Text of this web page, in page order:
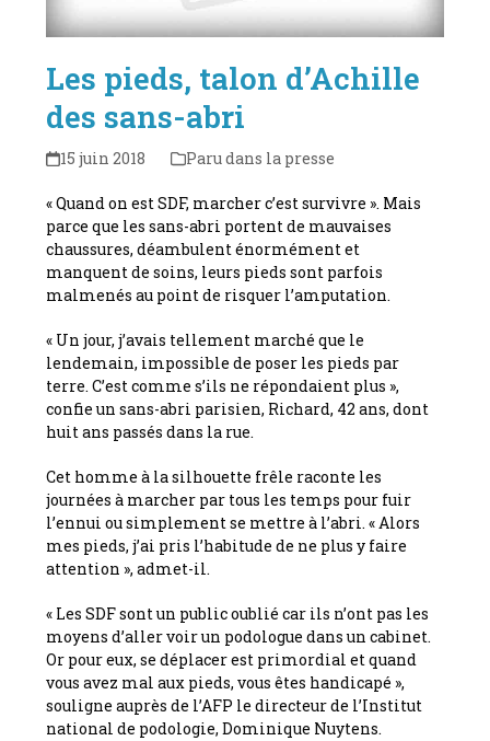
Les pieds, talon d’Achille
des sans-abri
15 juin 2018 Paru dans la presse
« Quand on est SDF, marcher c’est survivre ». Mais
parce que les sans-abri portent de mauvaises
chaussures, déambulent énormément et
manquent de soins, leurs pieds sont parfois
malmenés au point de risquer l’amputation.
« Un jour, j’avais tellement marché que le
lendemain, impossible de poser les pieds par
terre. C’est comme s’ils ne répondaient plus »,
confie un sans-abri parisien, Richard, 42 ans, dont
huit ans passés dans la rue.
Cet homme à la silhouette frêle raconte les
journées à marcher par tous les temps pour fuir
l’ennui ou simplement se mettre à l’abri. « Alors
mes pieds, j’ai pris l’habitude de ne plus y faire
attention », admet-il.
« Les SDF sont un public oublié car ils n’ont pas les
moyens d’aller voir un podologue dans un cabinet.
Or pour eux, se déplacer est primordial et quand
vous avez mal aux pieds, vous êtes handicapé »,
souligne auprès de l’AFP le directeur de l’Institut
national de podologie, Dominique Nuytens.